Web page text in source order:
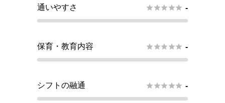
通いやすさ  -
保育・教育内容  -
シフトの融通  -